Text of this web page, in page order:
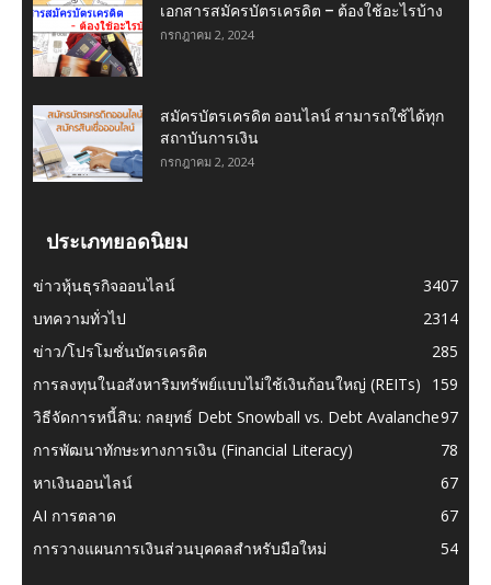
เอกสารสมัครบัตรเครดิต – ต้องใช้อะไรบ้าง
กรกฎาคม 2, 2024
สมัครบัตรเครดิต ออนไลน์ สามารถใช้ได้ทุก
สถาบันการเงิน
กรกฎาคม 2, 2024
ประเภทยอดนิยม
ข่าวหุ้นธุรกิจออนไลน์
3407
บทความทั่วไป
2314
ข่าว/โปรโมชั่นบัตรเครดิต
285
การลงทุนในอสังหาริมทรัพย์แบบไม่ใช้เงินก้อนใหญ่ (REITs)
159
วิธีจัดการหนี้สิน: กลยุทธ์ Debt Snowball vs. Debt Avalanche97
การพัฒนาทักษะทางการเงิน (Financial Literacy)
78
หาเงินออนไลน์
67
AI การตลาด
67
การวางแผนการเงินส่วนบุคคลสำหรับมือใหม่
54